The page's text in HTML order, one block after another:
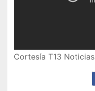
Cortesía T13 Noticias